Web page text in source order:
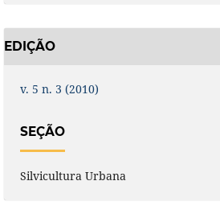
EDIÇÃO
v. 5 n. 3 (2010)
SEÇÃO
Silvicultura Urbana